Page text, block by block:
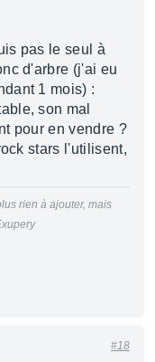
pas le seul à
d'arbre (j'ai eu
1 mois) :
son mal
pour en vendre ?
stars l'utilisent,
rien à ajouter, mais
#18